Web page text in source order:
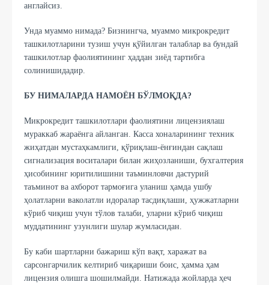
англайсиз.
Унда муаммо нимада? Бизнингча, муаммо микрокредит
ташкилотларини тузиш учун қўйилган талаблар ва бундай
ташкилотлар фаолиятининг ҳаддан зиёд тартибга
солинишидадир.
БУ НИМАЛАРДА НАМОЁН БЎЛМОҚДА?
Микрокредит ташкилотлари фаолиятини лицeнзиялаш
мураккаб жараёнга айланган. Касса хоналарининг техник
жиҳатдан мустаҳкамлиги, қўриқлаш-ёнғиндан сақлаш
сигнализация воситалари билан жиҳозланиши, бухгалтерия
ҳисобининг юритилишини таъминловчи дастурий
таъминот ва ахборот тармоғига уланиш ҳамда ушбу
ҳолатларни ваколатли идоралар тасдиқлаши, ҳужжатларни
кўриб чиқиш учун тўлов талаби, уларни кўриб чиқиш
муддатининг узунлиги шулар жумласидан.
Бу каби шартларни бажариш кўп вақт, харажат ва
сарсонгарчилик келтириб чиқариши боис, ҳамма ҳам
лицензия олишга шошилмайди. Натижада жойларда ҳеч